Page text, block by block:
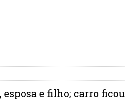
e filho; carro ficou